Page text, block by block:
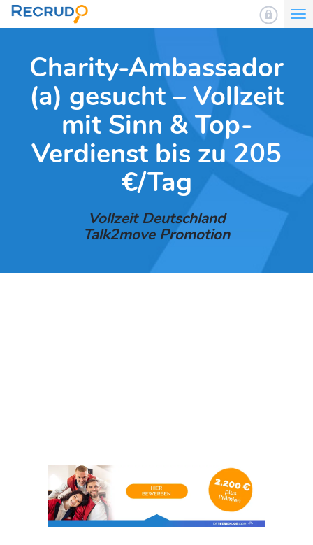
Charity-Ambassador
(a) gesucht – Vollzeit
mit Sinn & Top-
Verdienst bis zu 205
€/Tag
Vollzeit Deutschland
Talk2move Promotion